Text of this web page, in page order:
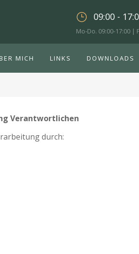
09:00 -
Mo-Do. 09:00-17:00 |
MICH LINKS DOWNLOADS
Verantwortlichen
durch: